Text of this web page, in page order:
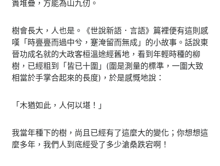
簣堆疊，方能為山九仞。
樹會長大，人也是。《世說新語．言語》篇裡便有這則感
嘆「時亹亹而過中兮，蹇淹留而無成」的小故事。話說東
晉功成名就的大政客桓溫途經舊地，看到年輕時種的柳
樹，已經粗到「皆已十圍」(圍是測量的標準，一圍大致
相當於手掌合起來的長度)，於是感慨地說：
「木猶如此，人何以堪！」
我當年種下的樹，尚且已經有了這麼大的變化；你想想這
麼多年，我們人到底經受了多少滄桑跌宕啊！